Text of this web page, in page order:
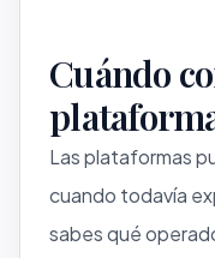
Cuándo
Las plataformas
cuando todavía
sabes qué